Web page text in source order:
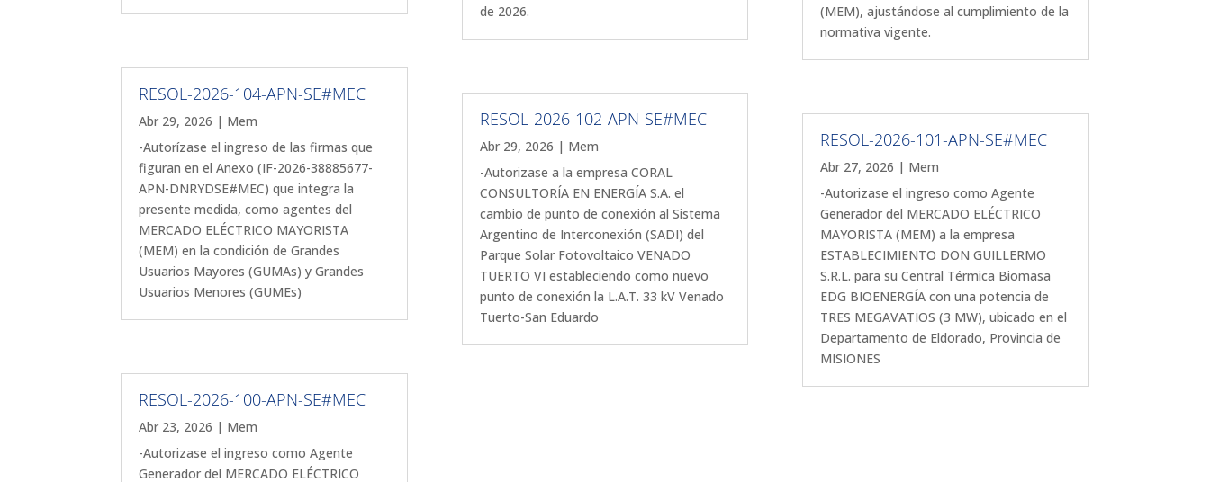
RESOL-2026-104-APN-SE#MEC
Abr 29, 2026 | Mem
-Autorízase el ingreso de las firmas que
figuran en el Anexo (IF-2026-38885677-
APN-DNRYDSE#MEC) que integra la
presente medida, como agentes del
MERCADO ELÉCTRICO MAYORISTA
(MEM) en la condición de Grandes
Usuarios Mayores (GUMAs) y Grandes
Usuarios Menores (GUMEs)
RESOL-2026-100-APN-SE#MEC
Abr 23, 2026 | Mem
-Autorizase el ingreso como Agente
Generador del MERCADO ELÉCTRICO
de 2026.
RESOL-2026-102-APN-SE#MEC
Abr 29, 2026 | Mem
-Autorizase a la empresa CORAL
CONSULTORÍA EN ENERGÍA S.A. el
cambio de punto de conexión al Sistema
Argentino de Interconexión (SADI) del
Parque Solar Fotovoltaico VENADO
TUERTO VI estableciendo como nuevo
punto de conexión la L.A.T. 33 kV Venado
Tuerto-San Eduardo
(MEM), ajustándose al cumplimiento de la
normativa vigente.
RESOL-2026-101-APN-SE#MEC
Abr 27, 2026 | Mem
-Autorizase el ingreso como Agente
Generador del MERCADO ELÉCTRICO
MAYORISTA (MEM) a la empresa
ESTABLECIMIENTO DON GUILLERMO
S.R.L. para su Central Térmica Biomasa
EDG BIOENERGÍA con una potencia de
TRES MEGAVATIOS (3 MW), ubicado en el
Departamento de Eldorado, Provincia de
MISIONES